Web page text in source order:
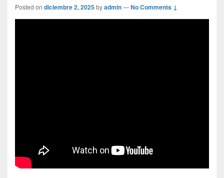
Posted on diciembre 2, 2025byadmin—No Comments ↓